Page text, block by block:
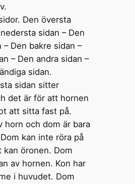
Den översta
sidan – Den
– Den bakre sidan –
– Den andra sidan –
sidan.
sidan sitter
det är för att hornen
att sitta fast på.
horn och dom är bara
kan inte röra på
kan öronen. Dom
av hornen. Kon har
i huvudet. Dom